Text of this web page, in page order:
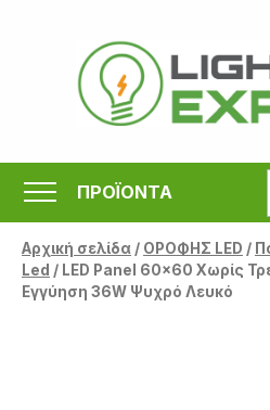
περιεχόμενο
ΠΡΟΪΟΝΤΑ
Αρχική σελίδα/ ΟΡΟΦΗΣ LED /
Led / LED Panel 60×60 Χωρίς
Εγγύηση 36W Ψυχρό Λευκό